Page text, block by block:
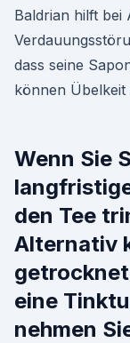
Baldrian hilft bei
dass seine
können
Wenn Sie
den Tee
Alternativ
eine
nehmen